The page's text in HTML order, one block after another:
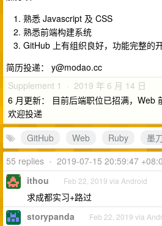
熟悉 Javascript 及 CSS
熟悉前端构建系统
GitHub 上有组织良好，功能完整的
简历投递： y@modao.cc
Supplement 1 · 2019 年 6 月 14 日
6 月更新： 目前后端职位已招满，Web
欢迎投递
GitHub
Web Ruby
墨
55 replies • 2019-07-15 20:59:47
ithou Feb 22, 2019 via Android
求成都实习+路过
storypanda Feb 22, 2019 via